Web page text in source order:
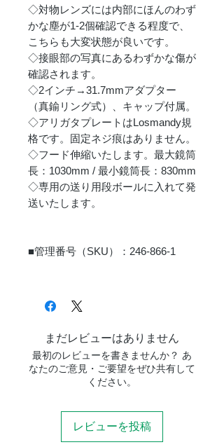
◇対物レンズには内部にほんのわず
かな塵が1-2個確認できる程度で、
こちらも大変状態が良いです。
◇接眼部の写真にあるわずかな傷が
確認されます。
◇2インチ→31.7mmアダプター
（真鍮リング式）、キャップ付属。
◇アリガタプレートはLosmandy規
格です。固定ネジ痕はありません。
◇フード伸縮いたします。最大鏡筒
長：1030mm / 最小鏡筒長：830mm
◇専用の送り用段ボールに入れて発
送いたします。
■管理番号（SKU）：246-866-1
まだレビューはありません
最初のレビューを書きませんか？ あ
なたのご意見・ご要望をぜひ共有して
ください。
レビューを投稿